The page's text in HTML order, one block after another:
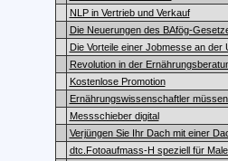
NLP in Vertrieb und Verkauf
Die Neuerungen des BAfög-
Die Vorteile einer Jobmesse an der
Revolution in der
Kostenlose Promotion
Ernährungswissenschaftler
Messschieber digital
Verjüngen Sie Ihr Dach mit einer
dtc.Fotoaufmass-H speziell für